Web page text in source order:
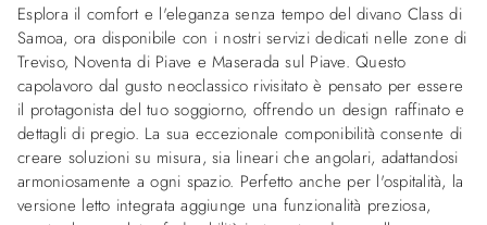
Esplora il comfort e l'eleganza senza tempo del divano Class di
Samoa, ora disponibile con i nostri servizi dedicati nelle zone di
Treviso, Noventa di Piave e Maserada sul Piave. Questo
capolavoro dal gusto neoclassico rivisitato è pensato per essere
il protagonista del tuo soggiorno, offrendo un design raffinato e
dettagli di pregio. La sua eccezionale componibilità consente di
creare soluzioni su misura, sia lineari che angolari, adattandosi
armoniosamente a ogni spazio. Perfetto anche per l'ospitalità, la
versione letto integrata aggiunge una funzionalità preziosa,